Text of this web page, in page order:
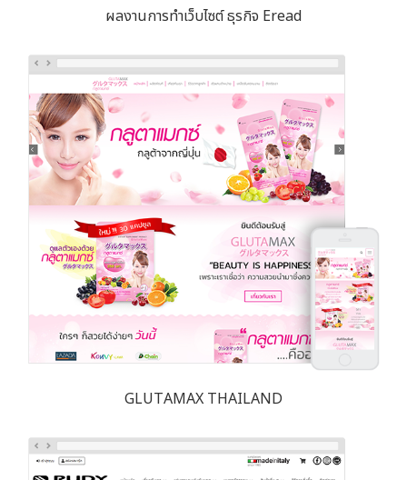
ผลงานการทำเว็บไซต์ ธุรกิจ Eread
GLUTAMAX THAILAND